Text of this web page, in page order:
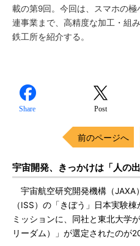
載の第9回。今回は、スマホの
連事業まで、高精度な加工・組
鉄工所を紹介する。
Share Post
前のページへ
宇宙開発、きっかけは「人の出
宇宙航空研究開発機構（JAXA
（ISS）の「きぼう」日本実験
ミッションに、同社と東北大学
リーダム）」が選定されたのが